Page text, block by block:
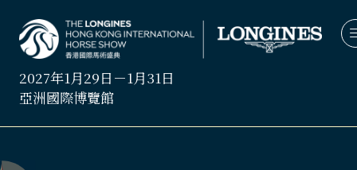
2027年1月29日－1月31日
亞洲國際博覽館